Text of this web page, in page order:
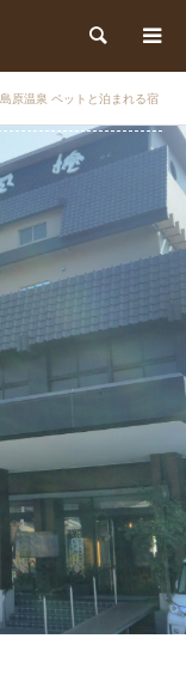
検索
原温泉 ペットと泊まれる宿